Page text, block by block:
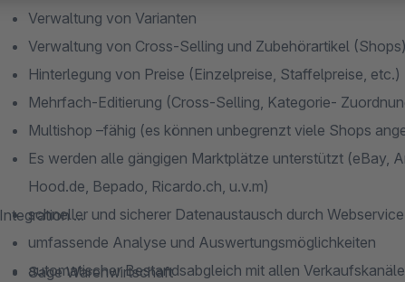
Verwaltung von Varianten
Verwaltung von Cross-Selling und Zubehörartikel (Shops)
Hinterlegung von Preise (Einzelpreise, Staffelpreise, etc.)
Mehrfach-Editierung (Cross-Selling, Kategorie-
Multishop –fähig (es können unbegrenzt viele Shops
Es werden alle gängigen Marktplätze unterstützt (eBay,
Hood.de, Bepado, Ricardo.ch, u.v.m)
schneller und sicherer Datenaustausch durch
umfassende Analyse und Auswertungsmöglichkeiten
automatischer Bestandsabgleich mit allen
Integration ...
Sage Warenwirtschaft